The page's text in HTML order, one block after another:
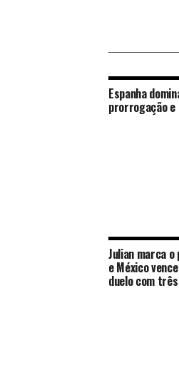
Espanha
prorrogação e
Julian marca
e México
duelo com